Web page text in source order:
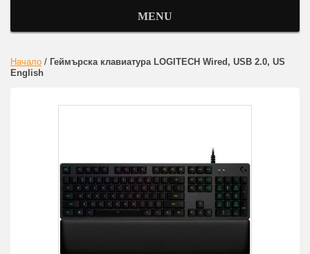
MENU
Начало / Геймърска клавиатура LOGITECH Wired, USB 2.0, US
English